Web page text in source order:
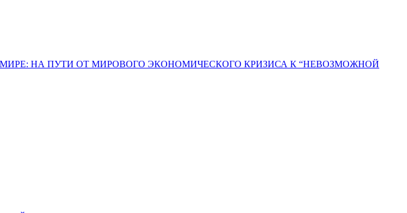
НА ПУТИ ОТ МИРОВОГО ЭКОНОМИЧЕСКОГО КРИЗИСА К “НЕВОЗМОЖНОЙ